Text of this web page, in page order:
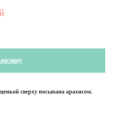
сверху посыпана арахисом.